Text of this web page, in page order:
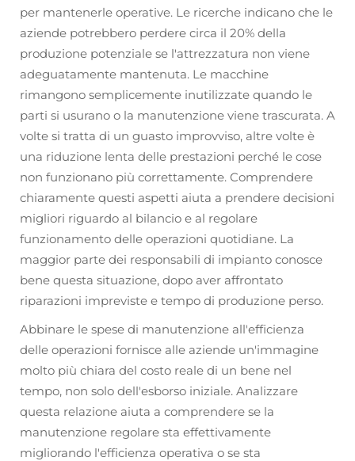
per mantenerle operative. Le ricerche indicano che le
aziende potrebbero perdere circa il 20% della
produzione potenziale se l'attrezzatura non viene
adeguatamente mantenuta. Le macchine
rimangono semplicemente inutilizzate quando le
parti si usurano o la manutenzione viene trascurata. A
volte si tratta di un guasto improvviso, altre volte è
una riduzione lenta delle prestazioni perché le cose
non funzionano più correttamente. Comprendere
chiaramente questi aspetti aiuta a prendere decisioni
migliori riguardo al bilancio e al regolare
funzionamento delle operazioni quotidiane. La
maggior parte dei responsabili di impianto conosce
bene questa situazione, dopo aver affrontato
riparazioni impreviste e tempo di produzione perso.
Abbinare le spese di manutenzione all'efficienza
delle operazioni fornisce alle aziende un'immagine
molto più chiara del costo reale di un bene nel
tempo, non solo dell'esborso iniziale. Analizzare
questa relazione aiuta a comprendere se la
manutenzione regolare sta effettivamente
migliorando l'efficienza operativa o se sta